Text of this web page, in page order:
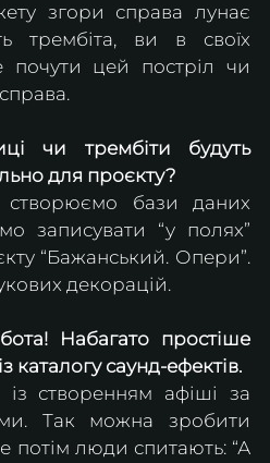
згори справа лунає
трембіта, ви в своїх
почути цей постріл чи
чи трембіти будуть
для проєкту?
бази даних
записувати “у полях”
“Бажанський. Опери”.
декорацій.
Набагато простіше
каталогу саунд-ефектів.
створенням афіші за
Так можна зробити
потім люди спитають: “А